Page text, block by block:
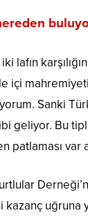
lafın
içi
Sanki
geliyor. Bu
patlaması var
uğruna